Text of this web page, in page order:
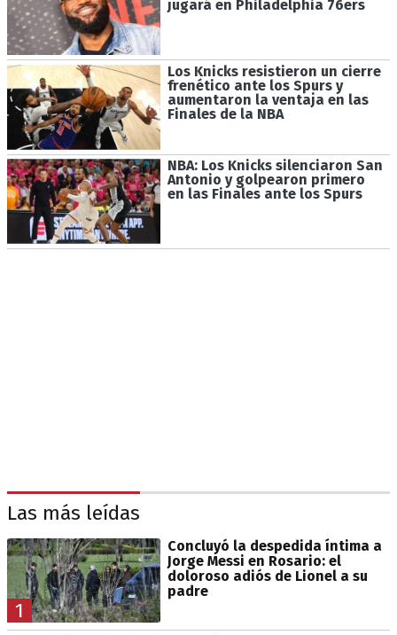
jugará en Philadelphia 76ers
Los Knicks resistieron un cierre
frenético ante los Spurs y
aumentaron la ventaja en las
Finales de la NBA
NBA: Los Knicks silenciaron San
Antonio y golpearon primero
en las Finales ante los Spurs
Las más leídas
1
Concluyó la despedida íntima a
Jorge Messi en Rosario: el
doloroso adiós de Lionel a su
padre